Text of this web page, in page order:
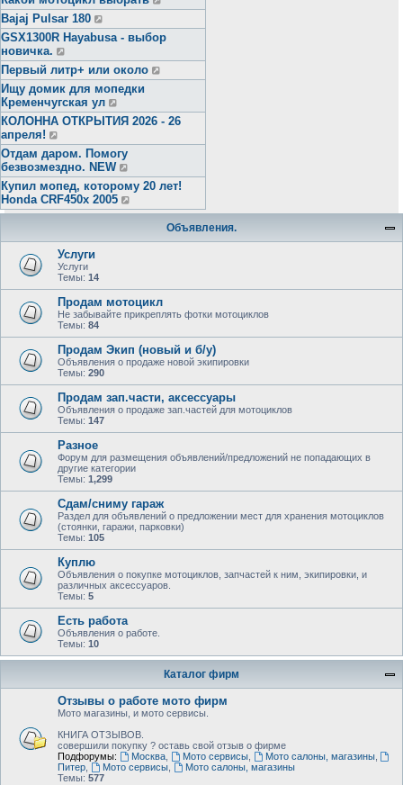
Bajaj Pulsar 180
GSX1300R Hayabusa - выбор
новичка.
Первый литр+ или около
Ищу домик для мопедки
Кременчугская ул
КОЛОННА ОТКРЫТИЯ 2026 - 26
апреля!
Отдам даром. Помогу
безвозмездно. NEW
Купил мопед, которому 20 лет!
Honda CRF450x 2005
Объявления.
Услуги
Услуги
Темы: 14
Продам мотоцикл
Не забывайте прикреплять фотки мотоциклов
Темы: 84
Продам Экип (новый и б/у)
Объявления о продаже новой экипировки
Темы: 290
Продам зап.части, аксессуары
Объявления о продаже зап.частей для мотоциклов
Темы: 147
Разное
Форум для размещения объявлений/предложений не попадающих в
другие категории
Темы: 1,299
Сдам/сниму гараж
Раздел для объявлений о предложении мест для хранения мотоциклов
(стоянки, гаражи, парковки)
Темы: 105
Куплю
Объявления о покупке мотоциклов, запчастей к ним, экипировки, и
различных аксессуаров.
Темы: 5
Есть работа
Объявления о работе.
Темы: 10
Каталог фирм
Отзывы о работе мото фирм
Мото магазины, и мото сервисы.
КНИГА ОТЗЫВОВ.
совершили покупку ? оставь свой отзыв о фирме
Подфорумы:
Москва, Мото сервисы, Мото салоны, магазины,
Питер
Мото сервисы,
Мото салоны, магазины
Темы: 577